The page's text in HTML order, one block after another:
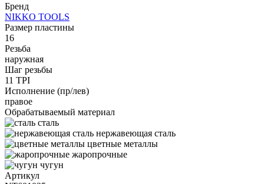
Бренд
NIKKO TOOLS
Размер пластины
16
Резьба
наружная
Шаг резьбы
11 TPI
Исполнение (пр/лев)
правое
Обрабатываемый материал
сталь
нержавеющая сталь
цветные металлы
жаропрочные
чугун
Артикул